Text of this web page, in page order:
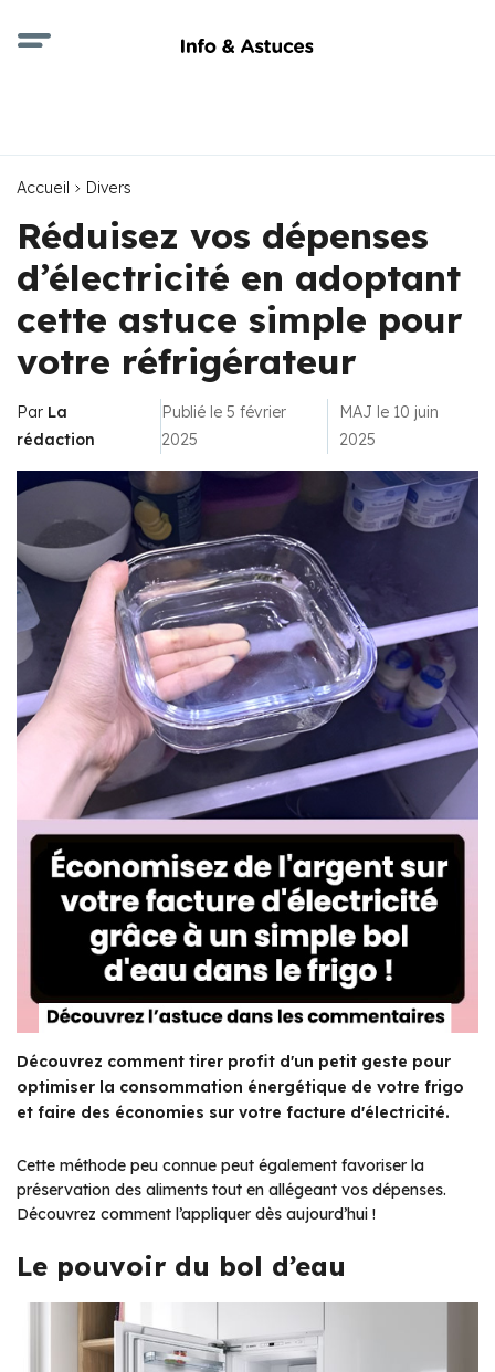
Accueil Divers
Réduisez vos dépenses
d’électricité en adoptant
cette astuce simple pour
votre réfrigérateur
Par La
rédaction
Publié le 5 février
2025
MAJ le 10 juin
2025
Découvrez comment tirer profit d'un petit geste pour
optimiser la consommation énergétique de votre frigo
et faire des économies sur votre facture d'électricité.
Cette méthode peu connue peut également favoriser la
préservation des aliments tout en allégeant vos dépenses.
Découvrez comment l’appliquer dès aujourd’hui !
Le pouvoir du bol d’eau